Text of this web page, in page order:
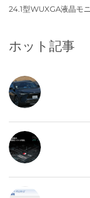
24.1型WUXGA液晶モ
定めていません。...
ホット記事